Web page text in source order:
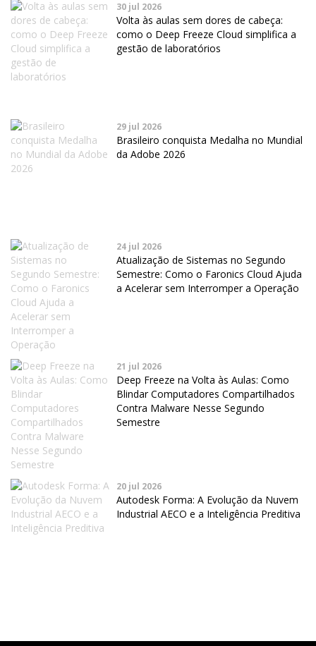
30 jul 2026
Volta às aulas sem dores de cabeça:
como o Deep Freeze Cloud simplifica a
gestão de laboratórios
29 jul 2026
Brasileiro conquista Medalha no Mundial
da Adobe 2026
24 jul 2026
Atualização de Sistemas no Segundo
Semestre: Como o Faronics Cloud Ajuda
a Acelerar sem Interromper a Operação
21 jul 2026
Deep Freeze na Volta às Aulas: Como
Blindar Computadores Compartilhados
Contra Malware Nesse Segundo
Semestre
20 jul 2026
Autodesk Forma: A Evolução da Nuvem
Industrial AECO e a Inteligência Preditiva